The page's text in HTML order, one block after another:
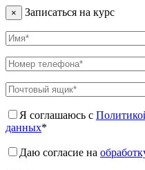
× Записаться на курс
Я соглашаюсь с
данных*
Даю согласие на